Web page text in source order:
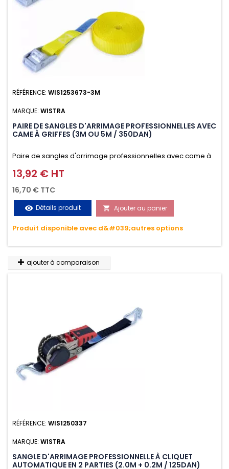
RÉFÉRENCE: WIS1253673-3M
MARQUE: WISTRA
PAIRE DE SANGLES D'ARRIMAGE PROFESSIONNELLES AVEC
CAME À GRIFFES (3M OU 5M / 350DAN)
Paire de sangles d'arrimage professionnelles avec came à
griffes (3M ou 5M / 350daN), simple et rapide d'utilisation.
Permet d'arrimer et de sécuriser vos chargements pendant
le transport. Matière polyester très résistante aux UV et aux
variations de températures, n'absorbe pas l'eau.
Prix
13,92 € HT
16,70 € TTC
visibility Détails produit  Ajouter au panier
Produit disponible avec d&#039;autres options
ajouter à comparaison
RÉFÉRENCE: WIS1250337
MARQUE: WISTRA
SANGLE D'ARRIMAGE PROFESSIONNELLE À CLIQUET
AUTOMATIQUE EN 2 PARTIES (2.0M + 0.2M / 125DAN)